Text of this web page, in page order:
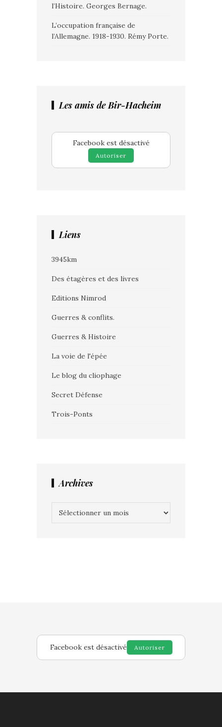
l’Histoire. Georges Bernage.
L’occupation française de
l’Allemagne. 1918-1930. Rémy Porte.
Les amis de Bir-Hacheim
Facebook est désactivé
Autoriser
Liens
3945km
Des étagères et des livres
Editions Nimrod
Guerres & conflits.
Guerres & Histoire
La voie de l'épée
Le blog du cliophage
Secret Défense
Trois-Ponts
Archives
Facebook est désactivé Autoriser